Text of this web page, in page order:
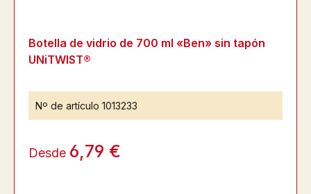
Botella de vidrio de 700 ml «Ben» sin tapón
UNiTWIST®
Nº de artículo 1013233
Desde 6,79 €